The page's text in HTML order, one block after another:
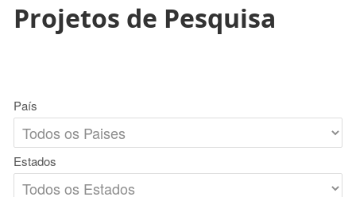
Projetos de Pesquisa
País
Estados